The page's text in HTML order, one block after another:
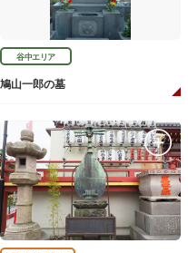
谷中エリア
鳩山一郎の墓